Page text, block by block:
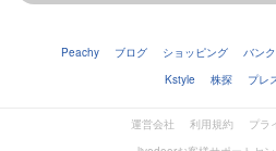
Peachy ブログ ショッピング バンク
Kstyle
株探 プレ
運営会社 利用規約
プラ